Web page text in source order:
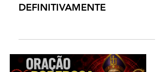
DEFINITIVAMENTE